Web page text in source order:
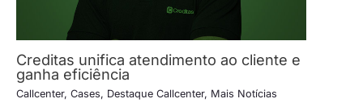
Creditas unifica atendimento ao cliente e
ganha eficiência
Callcenter, Cases, Destaque Callcenter, Mais Notícias